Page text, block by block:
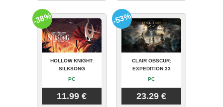
HOLLOW KNIGHT:
SILKSONG
PC
11.99 €
-38%
CLAIR OBSCUR:
EXPEDITION 33
PC
23.29 €
-53%